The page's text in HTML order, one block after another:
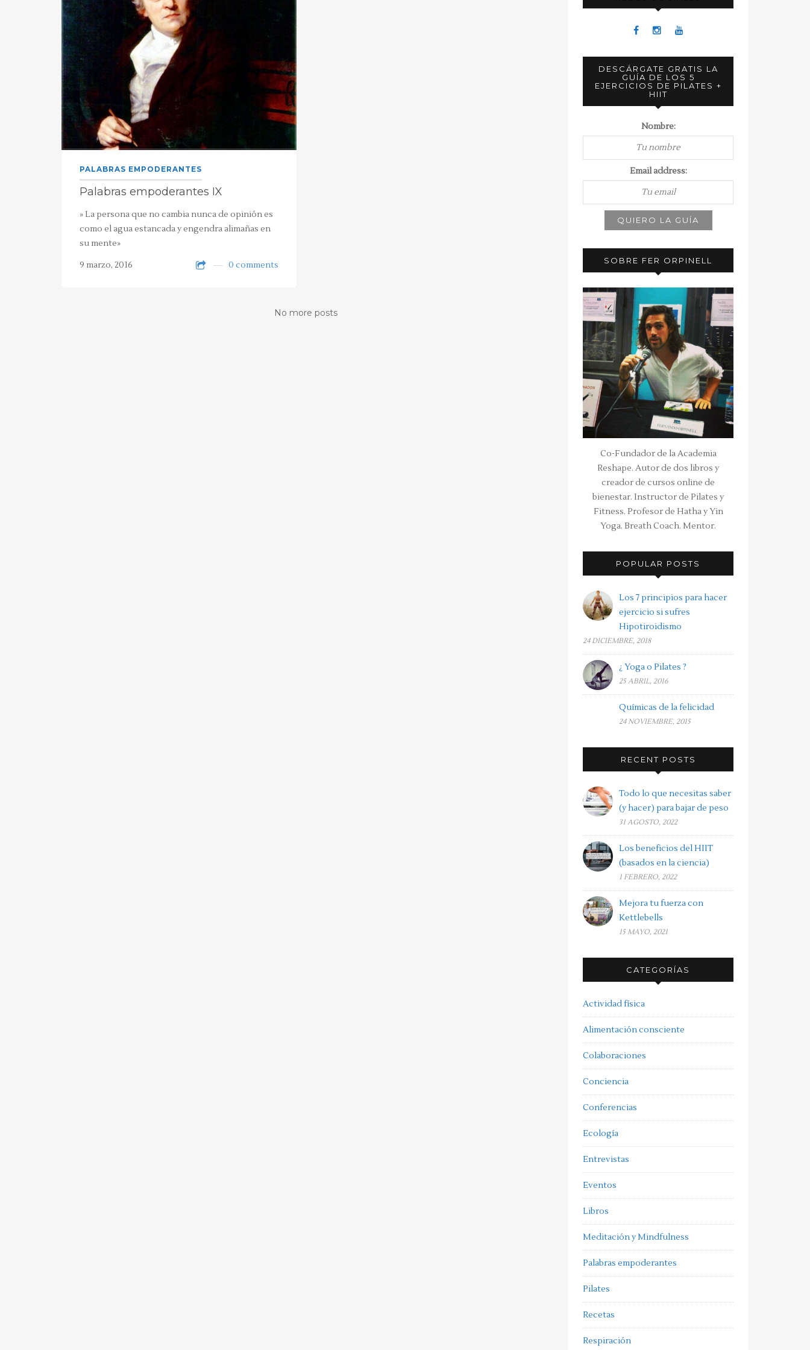
PALABRAS EMPODERANTES
Palabras empoderantes IX
» La persona que no cambia nunca de opinión es
como el agua estancada y engendra alimañas en
su mente»
9 marzo, 2016
0 comments
No more posts
DESCÁRGATE GRATIS LA
GUÍA DE LOS 5
EJERCICIOS DE PILATES +
HIIT
Nombre:
Email address:
SOBRE FER ORPINELL
Co-Fundador de la Academia
Reshape. Autor de dos libros y
creador de cursos online de
bienestar. Instructor de Pilates y
Fitness. Profesor de Hatha y Yin
Yoga. Breath Coach. Mentor.
POPULAR POSTS
Los 7 principios para hacer
ejercicio si sufres
Hipotiroidismo
24 DICIEMBRE, 2018
¿ Yoga o Pilates ?
25 ABRIL, 2016
Químicas de la felicidad
24 NOVIEMBRE, 2015
RECENT POSTS
Todo lo que necesitas saber
(y hacer) para bajar de peso
31 AGOSTO, 2022
Los beneficios del HIIT
(basados en la ciencia)
1 FEBRERO, 2022
Mejora tu fuerza con
Kettlebells
15 MAYO, 2021
CATEGORÍAS
Actividad física
Alimentación consciente
Colaboraciones
Conciencia
Conferencias
Ecología
Entrevistas
Eventos
Libros
Meditación y Mindfulness
Palabras empoderantes
Pilates
Recetas
Respiración